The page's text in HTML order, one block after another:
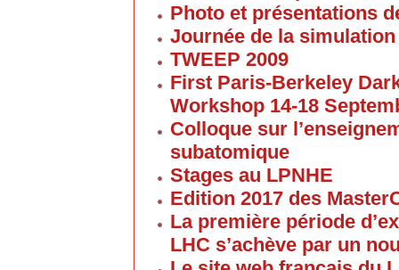
Photo et présentations
Journée de la simulation
TWEEP 2009
First Paris-Berkeley
Workshop 14-18
Colloque sur
subatomique
Stages au LPNHE
Edition 2017 des
La première période
LHC s’achève par un